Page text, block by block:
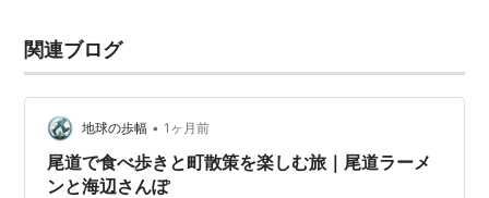
関連ブログ
地球の歩幅 • 1ヶ月前
尾道で食べ歩きと町散策を楽しむ旅｜尾道ラーメ
ンと海辺さんぽ